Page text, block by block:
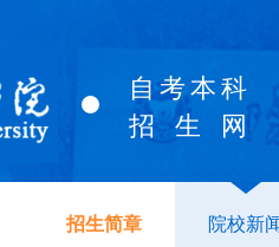
自考本科
招生网
招生简章 院校新